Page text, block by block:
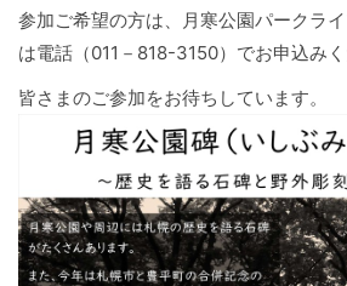
参加ご希望の方は、月寒公園パークラ
は電話（011－818-3150）でお申込みく
皆さまのご参加をお待ちしています。